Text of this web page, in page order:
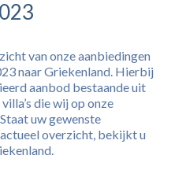
van onze aanbiedingen
naar Griekenland. Hierbij
aanbod bestaande uit
die wij op onze
uw gewenste
overzicht, bekijkt u